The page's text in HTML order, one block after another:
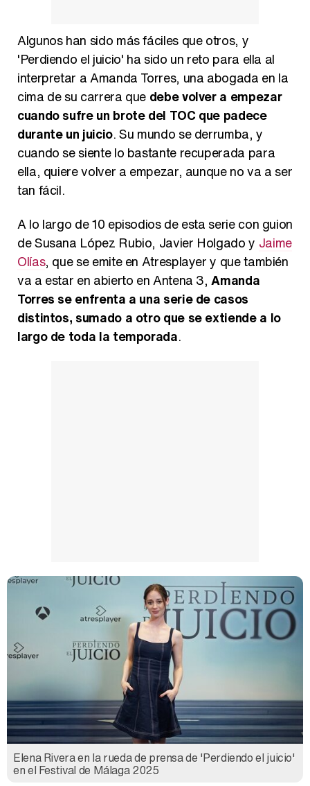
Algunos han sido más fáciles que otros, y
'Perdiendo el juicio' ha sido un reto para ella al
interpretar a Amanda Torres, una abogada en la
cima de su carrera que debe volver a empezar
cuando sufre un brote del TOC que padece
durante un juicio. Su mundo se derrumba, y
cuando se siente lo bastante recuperada para
ella, quiere volver a empezar, aunque no va a ser
tan fácil.
A lo largo de 10 episodios de esta serie con guion
de Susana López Rubio, Javier Holgado y Jaime
Olías, que se emite en Atresplayer y que también
va a estar en abierto en Antena 3,Amanda
Torres se enfrenta a una serie de casos
distintos, sumado a otro que se extiende a lo
largo de toda la temporada.
Elena Rivera en la rueda de prensa de 'Perdiendo el juicio'
en el Festival de Málaga 2025